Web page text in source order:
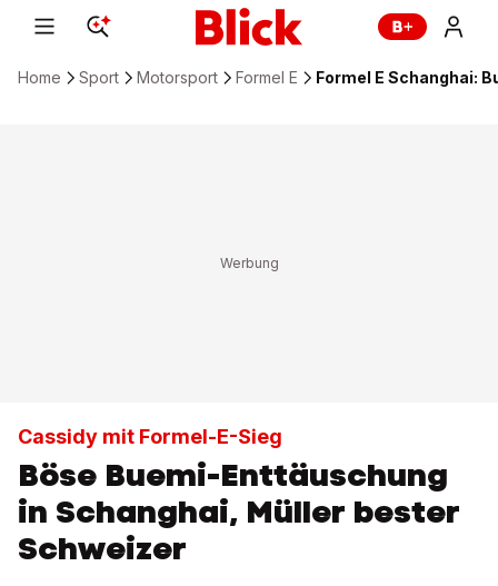
Home Sport Motorsport Formel E Formel E Schanghai:
Cassidy mit Formel-E-Sieg
Böse Buemi-Enttäuschung
in Schanghai, Müller bester
Schweizer